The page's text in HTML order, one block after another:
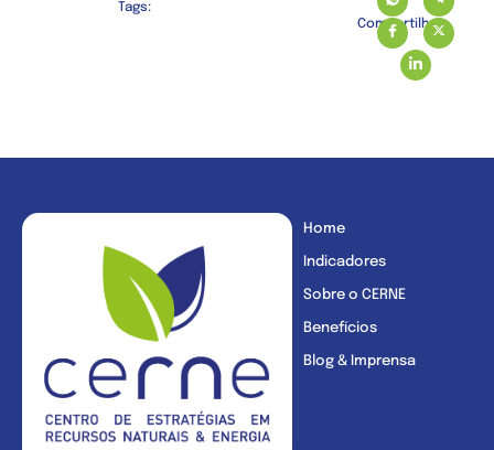
Tags:
Compartilhe:
Home
Indicadores
Sobre o CERNE
Benefícios
Blog & Imprensa